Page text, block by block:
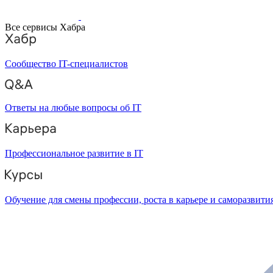
Все сервисы Хабра
Сообщество IT-специалистов
Ответы на любые вопросы об IT
Профессиональное развитие в IT
Обучение для смены профессии, роста в карьере и